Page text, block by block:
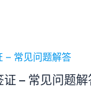
– 常见问题解